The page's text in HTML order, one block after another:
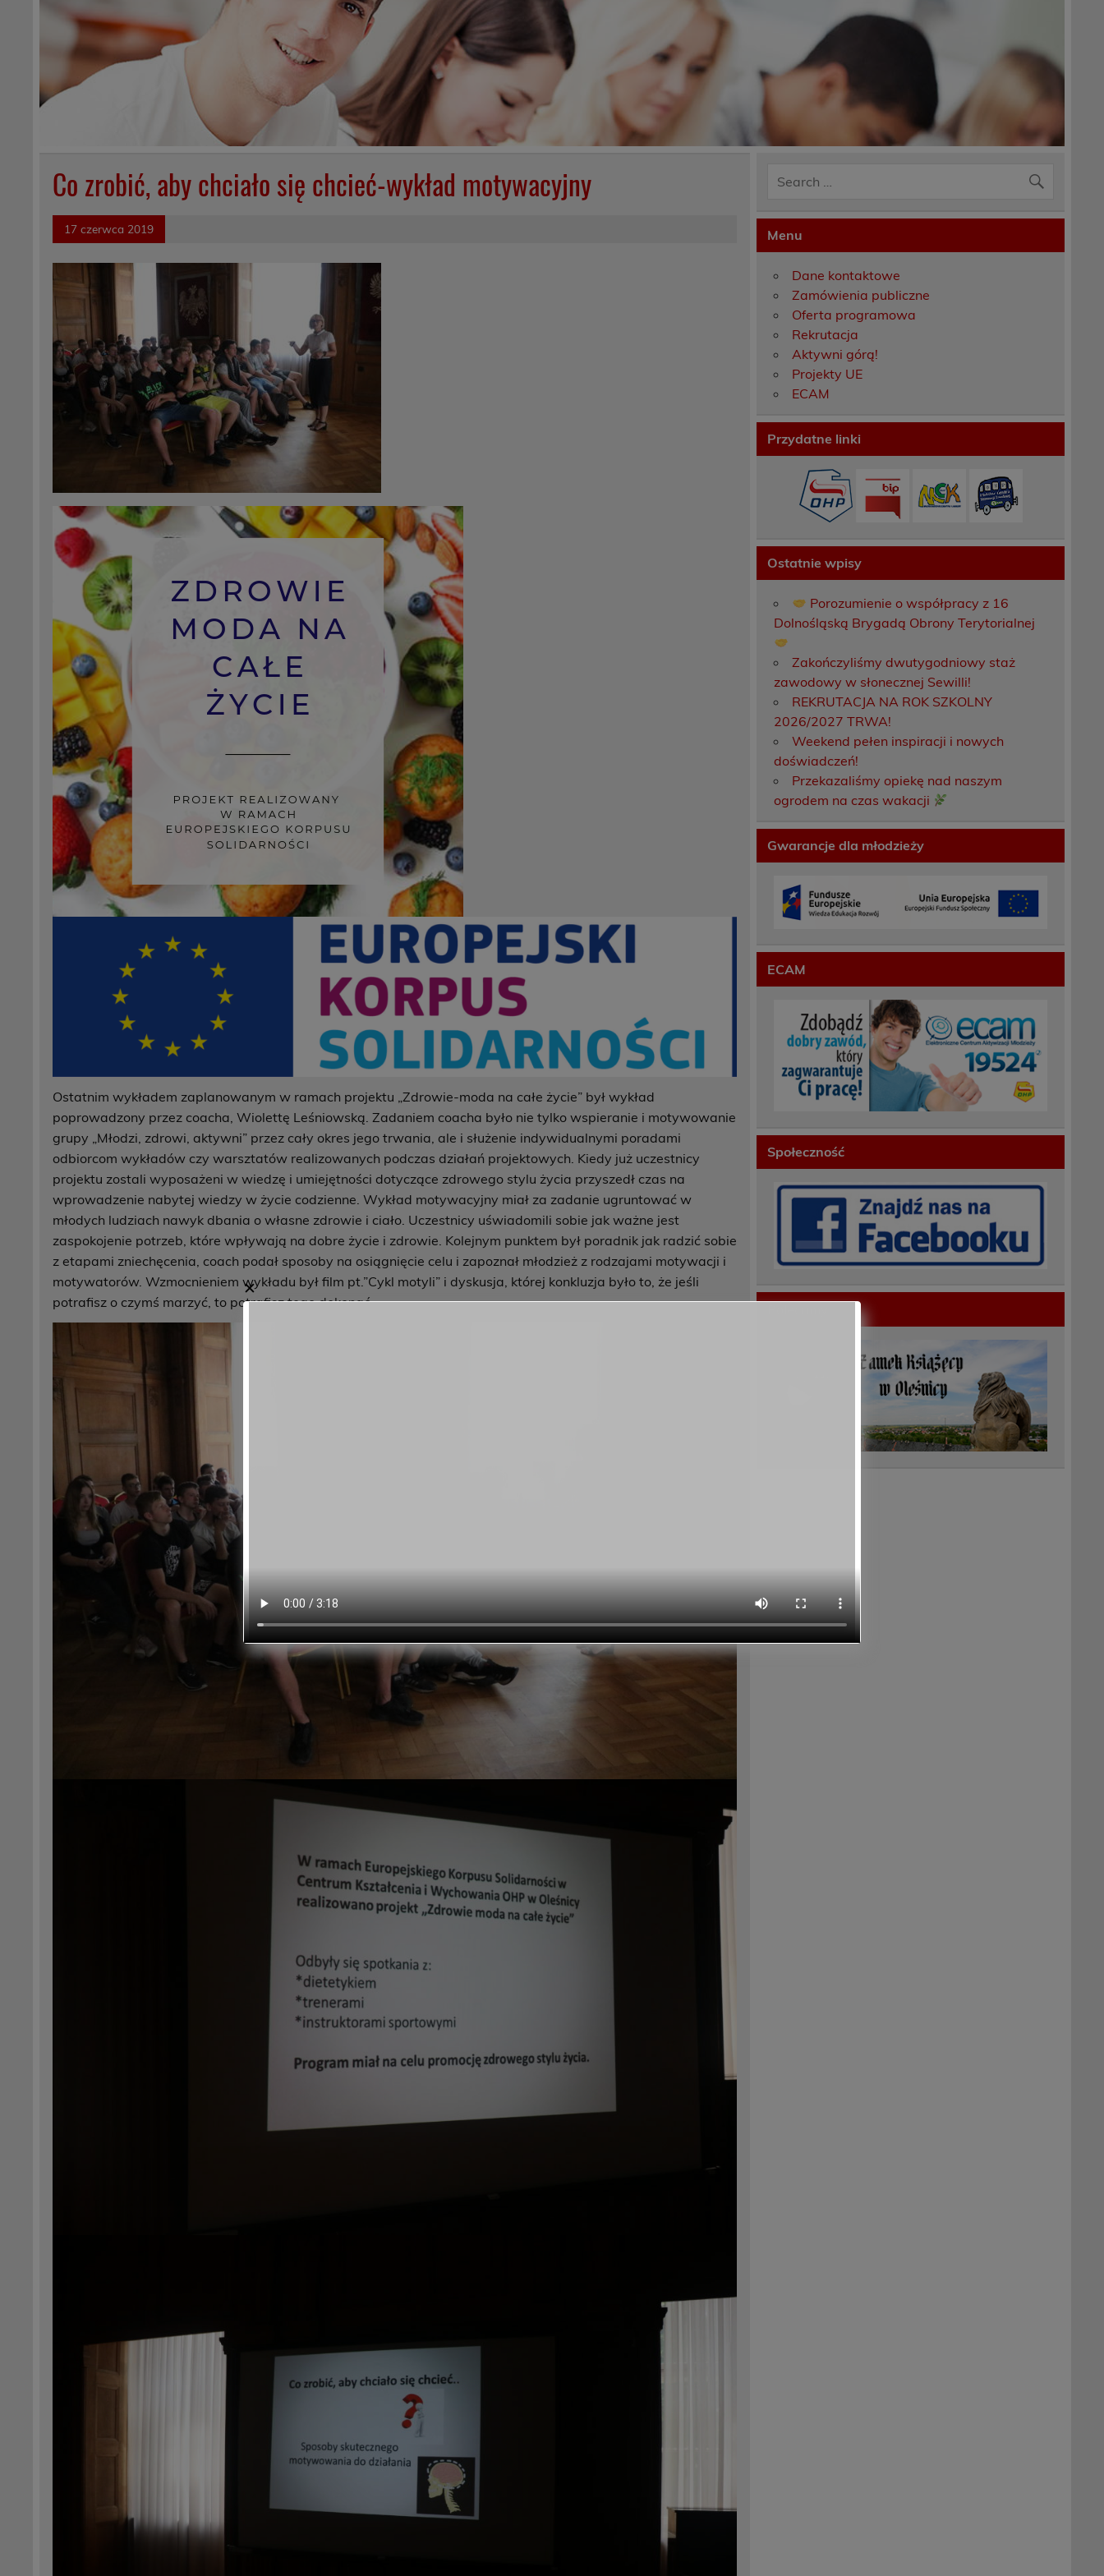
Co zrobić, aby chciało się chcieć-wykład motywacyjny
17 czerwca 2019
Ostatnim wykładem zaplanowanym w ramach projektu „Zdrowie-moda na całe życie” był wykład
poprowadzony przez coacha, Wiolettę Leśniowską. Zadaniem coacha było nie tylko wspieranie i motywowanie
grupy „Młodzi, zdrowi, aktywni” przez cały okres jego trwania, ale i służenie indywidualnymi poradami
odbiorcom wykładów czy warsztatów realizowanych podczas działań projektowych. Kiedy już uczestnicy
projektu zostali wyposażeni w wiedzę i umiejętności dotyczące zdrowego stylu życia przyszedł czas na
wprowadzenie nabytej wiedzy w życie codzienne. Wykład motywacyjny miał za zadanie ugruntować w
młodych ludziach nawyk dbania o własne zdrowie i ciało. Uczestnicy uświadomili sobie jak ważne jest
zaspokojenie potrzeb, które wpływają na dobre życie i zdrowie. Kolejnym punktem był poradnik jak radzić sobie
z etapami zniechęcenia, coach podał sposoby na osiągnięcie celu i zapoznał młodzież z rodzajami motywacji i
motywatorów. Wzmocnieniem wykładu był film pt.”Cykl motyli” i dyskusja, której konkluzja było to, że jeśli
potrafisz o czymś marzyć, to potrafisz tego dokonać.
Menu
Dane kontaktowe
Zamówienia publiczne
Oferta programowa
Rekrutacja
Aktywni górą!
Projekty UE
ECAM
Przydatne linki
Ostatnie wpisy
Porozumienie o współpracy z 16
Dolnośląską Brygadą Obrony Terytorialnej
Zakończyliśmy dwutygodniowy staż
zawodowy w słonecznej Sewilli!
REKRUTACJA NA ROK SZKOLNY
2026/2027 TRWA!
Weekend pełen inspiracji i nowych
doświadczeń!
Przekazaliśmy opiekę nad naszym
ogrodem na czas wakacji
Gwarancje dla młodzieży
ECAM
Społeczność
✕